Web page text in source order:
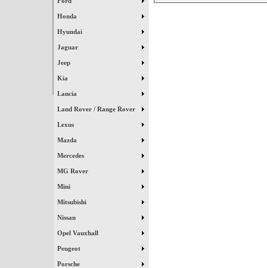
Honda
Hyundai
Jaguar
Jeep
Kia
Lancia
Land Rover / Range Rover
Lexus
Mazda
Mercedes
MG Rover
Mini
Mitsubishi
Nissan
Opel Vauxhall
Peugeot
Porsche